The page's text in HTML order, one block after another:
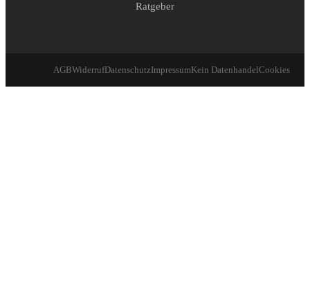
Ratgeber
AGBWiderrufDatenschutzImpressumKein DatenhandelCookies